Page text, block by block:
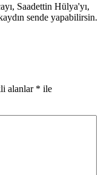
Saadettin Hülya'yı,
sende yapabilirsin.
alanlar * ile